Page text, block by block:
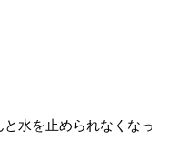
水を止められなくなっ